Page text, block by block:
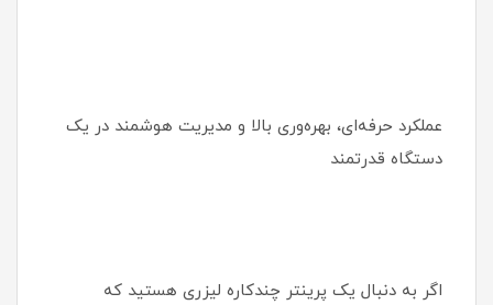
عملکرد حرفه‌ای، بهره‌وری بالا و مدیریت هوشمند در یک
دستگاه قدرتمند
اگر به دنبال یک پرینتر چندکاره لیزری هستید که